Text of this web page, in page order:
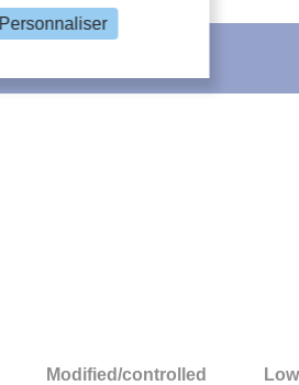
Modified/controlled
Personnaliser